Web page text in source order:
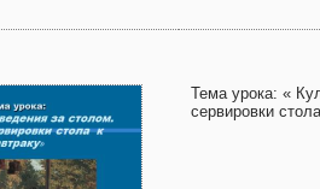
Тема урока: «
сервировки